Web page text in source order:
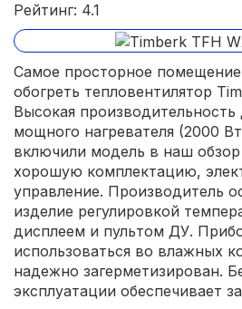
Рейтинг: 4.1
Самое просторное
обогреть тепловентилятор
Высокая производительность
мощного нагревателя (2000
включили модель в наш обзор
хорошую комплектацию,
управление. Производитель
изделие регулировкой
дисплеем и пультом ДУ.
использоваться во влажных
надежно загерметизирован.
эксплуатации обеспечивает